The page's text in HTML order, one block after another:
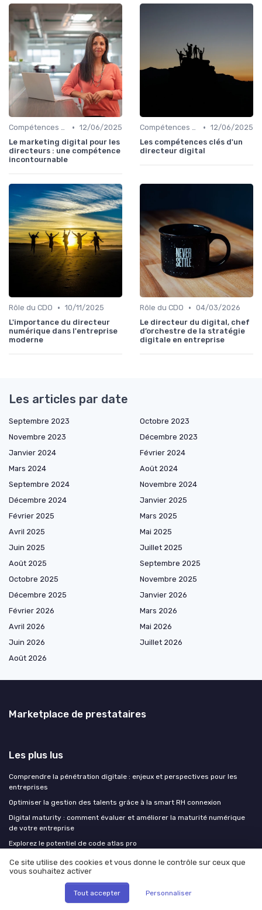
Compétences clés • 12/06/2025
Le marketing digital pour les
directeurs : une compétence
incontournable
Compétences clés • 12/06/2025
Les compétences clés d'un
directeur digital
Rôle du CDO • 10/11/2025
L'importance du directeur
numérique dans l'entreprise
moderne
Rôle du CDO • 04/03/2026
Le directeur du digital, chef
d’orchestre de la stratégie
digitale en entreprise
Les articles par date
Septembre 2023
Octobre 2023
Novembre 2023
Décembre 2023
Janvier 2024
Février 2024
Mars 2024
Août 2024
Septembre 2024
Novembre 2024
Décembre 2024
Janvier 2025
Février 2025
Mars 2025
Avril 2025
Mai 2025
Juin 2025
Juillet 2025
Août 2025
Septembre 2025
Octobre 2025
Novembre 2025
Décembre 2025
Janvier 2026
Février 2026
Mars 2026
Avril 2026
Mai 2026
Juin 2026
Juillet 2026
Août 2026
Marketplace de prestataires
Les plus lus
Comprendre la pénétration digitale : enjeux et perspectives pour les
entreprises
Optimiser la gestion des talents grâce à la smart RH connexion
Digital maturity : comment évaluer et améliorer la maturité numérique
de votre entreprise
Explorez le potentiel de code atlas pro
Gestion du changement : stratégies et outils pour réussir
Les derniers articles
Ce site utilise des cookies et vous donne le contrôle sur ceux que
vous souhaitez activer
Tout accepter Personnaliser